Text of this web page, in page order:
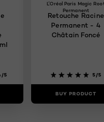
5
L'Oréal Paris Magic
Permanent
Retouche Racine
Permanent - 4
Châtain Foncé
5/5
BUY PRODUCT